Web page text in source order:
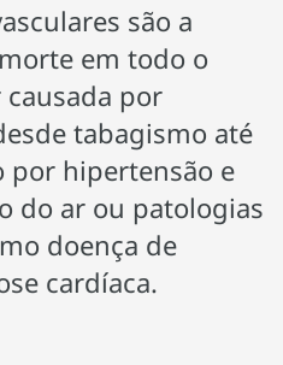
são a
em todo o
causada por
tabagismo até
por hipertensão e
do ar ou patologias
doença de
cardíaca.